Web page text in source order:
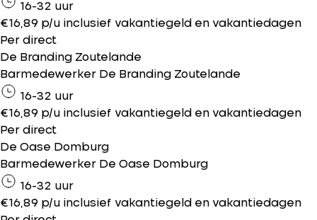
16-32 uur
€16,89 p/u inclusief vakantiegeld en vakantiedagen
Per direct
De Branding Zoutelande
Barmedewerker De Branding Zoutelande
16-32 uur
€16,89 p/u inclusief vakantiegeld en vakantiedagen
Per direct
De Oase Domburg
Barmedewerker De Oase Domburg
16-32 uur
€16,89 p/u inclusief vakantiegeld en vakantiedagen